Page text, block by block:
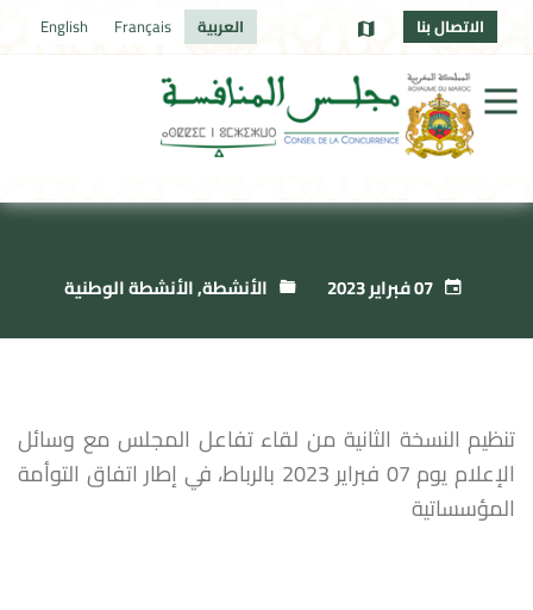
الاتصال بنا العربية Français
English
07 فبراير 2023 الأنشطة,الأنشطة الوطنية
تنظيم النسخة الثانية من لقاء تفاعل المجلس مع وسائل
الإعلام يوم 07 فبراير 2023 بالرباط، في إطار اتفاق التوأمة
المؤسساتية